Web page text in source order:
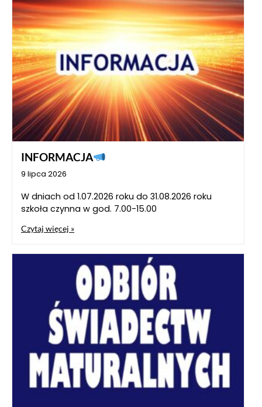
INFORMACJA
9 lipca 2026
W dniach od 1.07.2026 roku do 31.08.2026 roku
szkoła czynna w god. 7.00-15.00
Czytaj więcej »